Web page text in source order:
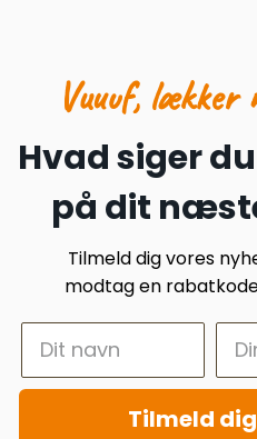
Vuuuf, lækker
Hvad siger
på dit
Tilmeld dig vores
modtag en
Tilmeld